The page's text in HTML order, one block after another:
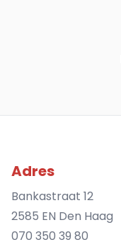
Adres
Bankastraat 12
2585 EN Den Haag
070 350 39 80